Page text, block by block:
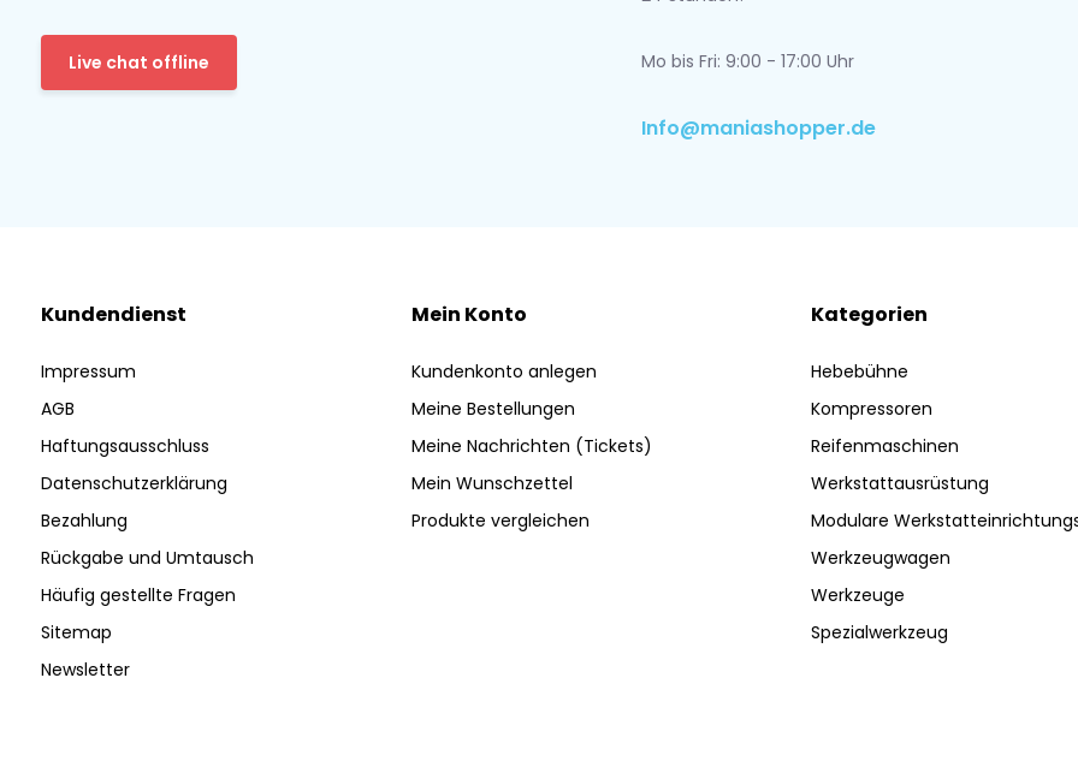
Live chat offline Mo bis Fri: 9:00 - 17:00 Uhr
Info@maniashopper.de
Kundendienst
Impressum
AGB
Haftungsausschluss
Datenschutzerklärung
Bezahlung
Rückgabe und Umtausch
Häufig gestellte Fragen
Sitemap
Newsletter
Mein Konto
Kundenkonto anlegen
Meine Bestellungen
Meine Nachrichten (Tickets)
Mein Wunschzettel
Produkte vergleichen
Kategorien
Hebebühne
Kompressoren
Reifenmaschinen
Werkstattausrüstung
Modulare
Werkzeugwagen
Werkzeuge
Spezialwerkzeug